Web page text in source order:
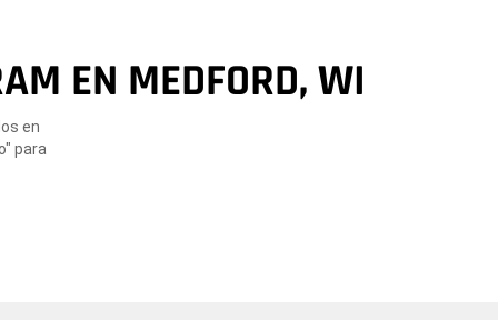
EN MEDFORD, WI
en
para